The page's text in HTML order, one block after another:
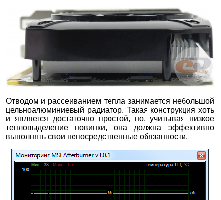
Отводом и рассеиванием тепла занимается небольшой
цельноалюминиевый радиатор. Такая конструкция хоть
и является достаточно простой, но, учитывая низкое
тепловыделение новинки, она должна эффективно
выполнять свои непосредственные обязанности.